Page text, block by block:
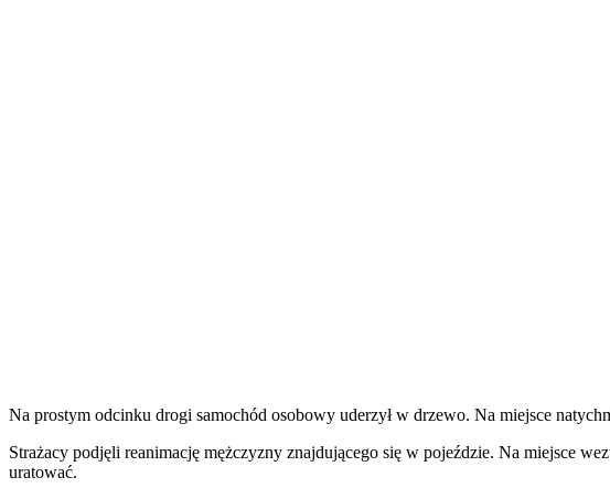
Na prostym odcinku drogi samochód osobowy uderzył w drzewo. Na miejsce
Strażacy podjęli reanimację mężczyzny znajdującego się w pojeździe. Na miejsce
uratować.